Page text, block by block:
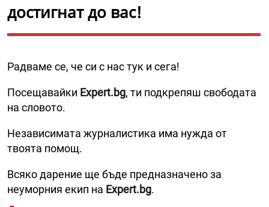
достигнат до вас!
Радваме се, че си с нас тук и сега!
Посещавайки Expert.bg, ти подкрепяш свободата
на словото.
Независимата журналистика има нужда от
твоята помощ.
Всяко дарение ще бъде предназначено за
неуморния екип на Expert.bg.